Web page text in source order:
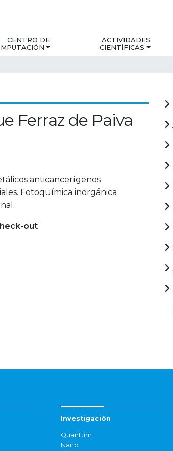
CENTRO DE
ACTIVIDADES
CIENTÍFICAS
Ferraz de Paiva
anticancerígenos
Fotoquímica inorgánica
out
Investigación
Quantum
Nano